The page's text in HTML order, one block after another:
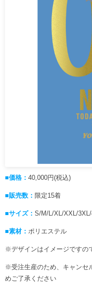
■価格： 40,000円(税込)
■販売数： 限定15着
■サイズ： S/M/L/XL/XXL/3XL/
■素材： ポリエステル
※デザインはイメージですの
※受注生産のため、キャンセ
めご了承ください